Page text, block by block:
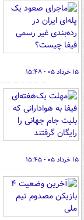
۱۵ خرداد ۰۵ - ۱۵:۴۸
۱۵ خرداد ۰۵ - ۱۵:۴۵